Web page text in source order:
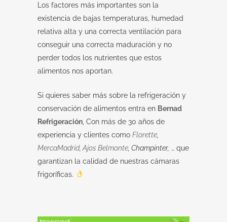
Los factores más importantes son la
existencia de bajas temperaturas, humedad
relativa alta y una correcta ventilación para
conseguir una correcta maduración y no
perder todos los nutrientes que estos
alimentos nos aportan.
Si quieres saber más sobre la refrigeración y
conservación de alimentos entra en Bernad
Refrigeración , Con más de 30 años de
experiencia y clientes como Florette
MercaMadrid,Ajos Belmonte , Champinter, … que
garantizan la calidad de nuestras cámaras
frigoríficas.